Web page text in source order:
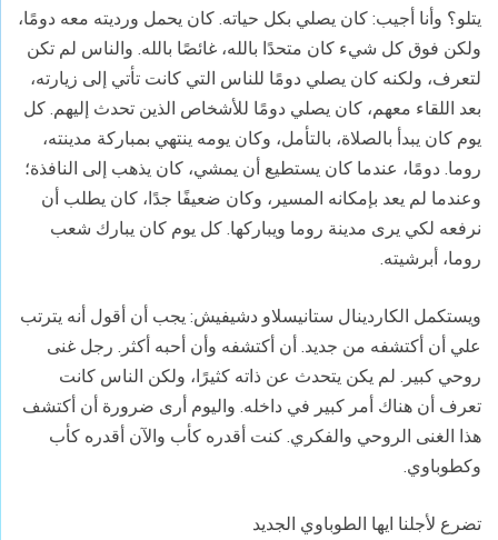
يتلو؟ وأنا أجيب: كان يصلي بكل حياته. كان يحمل ورديته معه دومًا،
ولكن فوق كل شيء كان متحدًا بالله، غائصًا بالله. والناس لم تكن
لتعرف، ولكنه كان يصلي دومًا للناس التي كانت تأتي إلى زيارته،
بعد اللقاء معهم، كان يصلي دومًا للأشخاص الذين تحدث إليهم. كل
يوم كان يبدأ بالصلاة، بالتأمل، وكان يومه ينتهي بمباركة مدينته،
روما. دومًا، عندما كان يستطيع أن يمشي، كان يذهب إلى النافذة؛
وعندما لم يعد بإمكانه المسير، وكان ضعيفًا جدًا، كان يطلب أن
نرفعه لكي يرى مدينة روما ويباركها. كل يوم كان يبارك شعب
روما، أبرشيته.
ويستكمل الكاردينال ستانيسلاو دشيفيش: يجب أن أقول أنه يترتب
علي أن أكتشفه من جديد. أن أكتشفه وأن أحبه أكثر. رجل غنى
روحي كبير. لم يكن يتحدث عن ذاته كثيرًا، ولكن الناس كانت
تعرف أن هناك أمر كبير في داخله. واليوم أرى ضرورة أن أكتشف
هذا الغنى الروحي والفكري. كنت أقدره كأب والآن أقدره كأب
وكطوباوي.
تضرع لأجلنا ايها الطوباوي الجديد